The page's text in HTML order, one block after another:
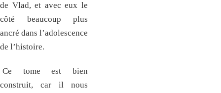
de Vlad, et avec eux le
côté beaucoup plus
ancré dans l’adolescence
de l’histoire.
Ce tome est bien
construit, car il nous